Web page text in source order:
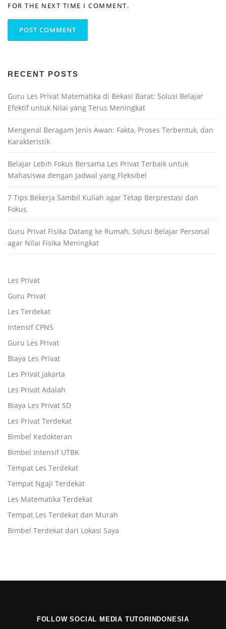
FOR THE NEXT TIME I COMMENT.
RECENT POSTS
Guru Les Privat Matematika di Bekasi Barat: Solusi Belajar
Efektif untuk Nilai yang Terus Meningkat
Mengenal Beragam Jenis Awan: Fakta, Proses Terbentuk, dan
Karakteristik
Belajar Lebih Fokus Bersama Les Privat Terbaik untuk
Mahasiswa dengan Jadwal yang Fleksibel
7 Tips Bekerja Sambil Kuliah agar Tetap Berprestasi dan
Fokus
Guru Privat Fisika Datang ke Rumah, Solusi Belajar Personal
agar Nilai Fisika Meningkat
Les Privat
Guru Privat
Les Terdekat
Intensif CPNS
Guru Les Privat
Biaya Les Privat
Les Privat Jakarta
Les Privat Adalah
Biaya Les Privat SD
Les Privat Terdekat
Bimbel Kedokteran
Bimbel Intensif UTBK
Tempat Les Terdekat
Tempat Ngaji Terdekat
Les Matematika Terdekat
Tempat Les Terdekat dan Murah
Bimbel Terdekat dari Lokasi Saya
FOLLOW SOCIAL MEDIA TUTORINDONESIA